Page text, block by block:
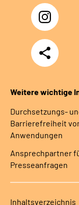
Instagram
Teilen
Weitere wichtige
Durchsetzungs-
Barrierefreiheit
Anwendungen
Ansprechpartner
Presseanfragen
Inhaltsverzeichnis